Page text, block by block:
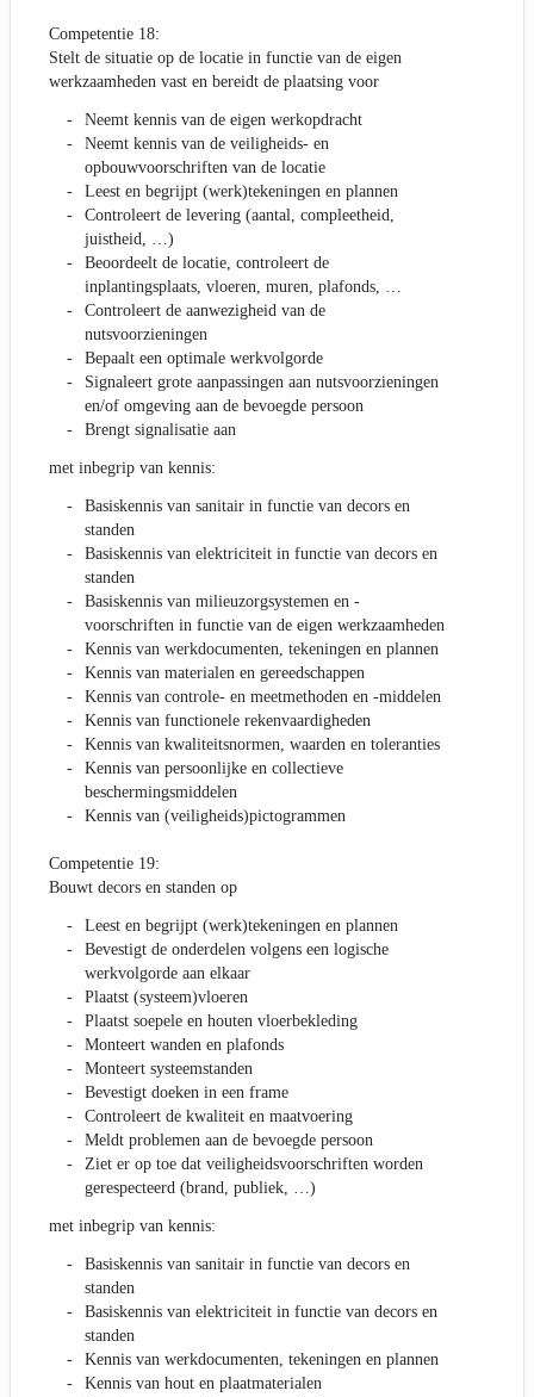
Competentie 18:
Stelt de situatie op de locatie in functie van de eigen
werkzaamheden vast en bereidt de plaatsing voor
Neemt kennis van de eigen werkopdracht
Neemt kennis van de veiligheids- en
opbouwvoorschriften van de locatie
Leest en begrijpt (werk)tekeningen en plannen
Controleert de levering (aantal, compleetheid,
juistheid, …)
Beoordeelt de locatie, controleert de
inplantingsplaats, vloeren, muren, plafonds, …
Controleert de aanwezigheid van de
nutsvoorzieningen
Bepaalt een optimale werkvolgorde
Signaleert grote aanpassingen aan nutsvoorzieningen
en/of omgeving aan de bevoegde persoon
Brengt signalisatie aan
met inbegrip van kennis:
Basiskennis van sanitair in functie van decors en
standen
Basiskennis van elektriciteit in functie van decors en
standen
Basiskennis van milieuzorgsystemen en -
voorschriften in functie van de eigen werkzaamheden
Kennis van werkdocumenten, tekeningen en plannen
Kennis van materialen en gereedschappen
Kennis van controle- en meetmethoden en -middelen
Kennis van functionele rekenvaardigheden
Kennis van kwaliteitsnormen, waarden en toleranties
Kennis van persoonlijke en collectieve
beschermingsmiddelen
Kennis van (veiligheids)pictogrammen
Competentie 19:
Bouwt decors en standen op
Leest en begrijpt (werk)tekeningen en plannen
Bevestigt de onderdelen volgens een logische
werkvolgorde aan elkaar
Plaatst (systeem)vloeren
Plaatst soepele en houten vloerbekleding
Monteert wanden en plafonds
Monteert systeemstanden
Bevestigt doeken in een frame
Controleert de kwaliteit en maatvoering
Meldt problemen aan de bevoegde persoon
Ziet er op toe dat veiligheidsvoorschriften worden
gerespecteerd (brand, publiek, …)
met inbegrip van kennis:
Basiskennis van sanitair in functie van decors en
standen
Basiskennis van elektriciteit in functie van decors en
standen
Kennis van werkdocumenten, tekeningen en plannen
Kennis van hout en plaatmaterialen